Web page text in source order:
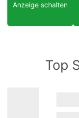
Anzeige schalten
Top